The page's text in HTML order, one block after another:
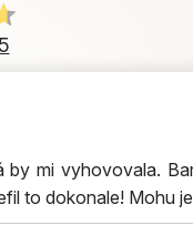
mi vyhovovala.
to dokonale! Mohu